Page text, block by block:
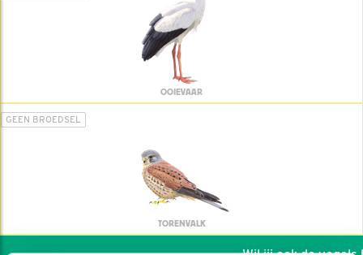
OOIEVAAR
GEEN BROEDSEL
TORENVALK